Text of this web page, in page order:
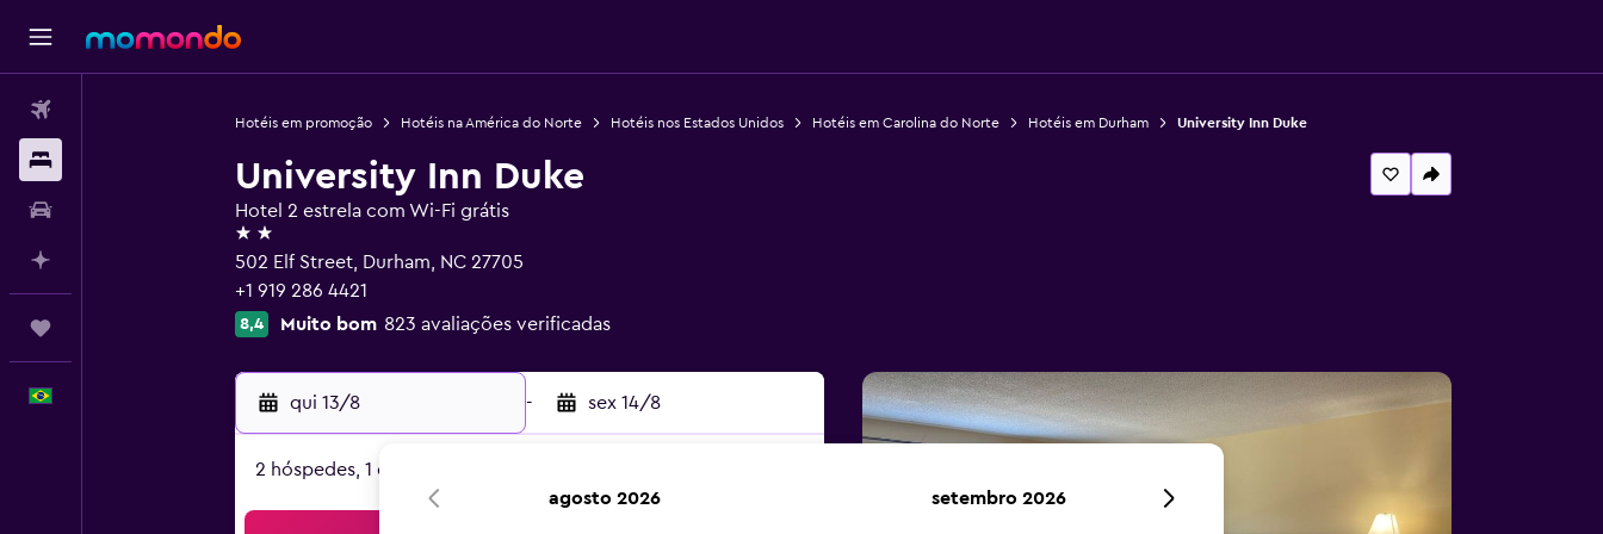
Hotéis em promoção Hotéis na América do Norte Hotéis nos Estados Unidos Hotéis em Carolina do Norte Hotéis em Durham University Inn Duke
University Inn Duke
Hotel 2 estrela com Wi-Fi grátis
2 estrelas
502 Elf Street, Durham, NC 27705
+1 919 286 4421
8,4 Muito bom 823 avaliações verificadas
qui 13/8 - sex 14/8
2 hóspedes, 1 quarto
agosto 2026 setembro 2026